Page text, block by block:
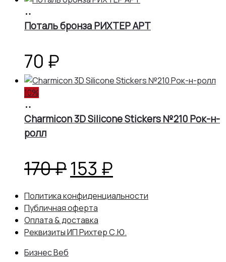
цена
составляла
цена:
153 ₽.
корзину
Поталь бронза РИХТЕР АРТ
70 ₽
10%
корзину
Charmicon 3D Silicone Stickers №210 Рок-н-
ролл
170₽Первоначальная
цена
составляла
153 ₽
цена:
Политика конфиденциальности
Публичная оферта
Оплата & доставка
Реквизиты ИП Рихтер С.Ю.
Бизнес Веб